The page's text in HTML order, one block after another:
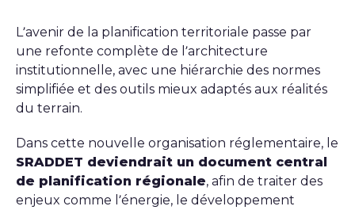
L’avenir de la planification territoriale passe par
une refonte complète de l’architecture
institutionnelle, avec une hiérarchie des normes
simplifiée et des outils mieux adaptés aux réalités
du terrain.
Dans cette nouvelle organisation réglementaire, le
SRADDET deviendrait un document central
de planification régionale, afin de traiter des
enjeux comme l’énergie, le développement